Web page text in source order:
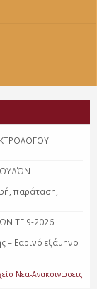
παράταση,
ΤΕ 9-2026
– Εαρινό εξάμηνο
Νέα-Ανακοινώσεις